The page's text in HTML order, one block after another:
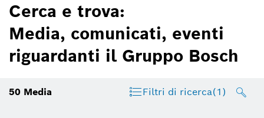
Cerca e trova:
Media, comunicati, eventi
riguardanti il Gruppo Bosch
50 Media Filtri di ricerca(1)